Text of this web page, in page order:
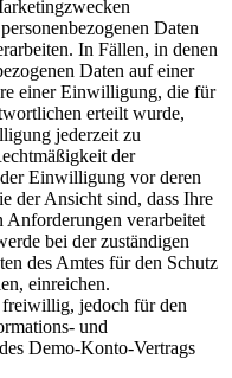
Daten
In Fällen, in denen
Daten auf einer
einer Einwilligung, die für
erteilt wurde,
jederzeit zu
der
Einwilligung vor deren
der Ansicht sind, dass Ihre
Anforderungen verarbeitet
bei der zuständigen
des Amtes für den Schutz
einreichen.
jedoch für den
und
Demo-Konto-Vertrags